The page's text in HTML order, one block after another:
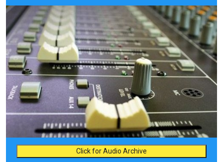
Click for Audio Archive